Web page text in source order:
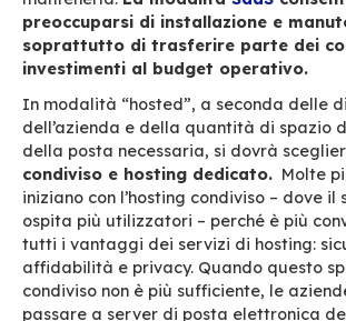
Onsite, SaaS o Misto?